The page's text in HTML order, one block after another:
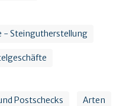
- Steingutherstellung
Postschecks Arten